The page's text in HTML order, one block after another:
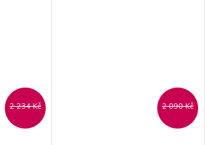
2 234 Kč 2 090 Kč